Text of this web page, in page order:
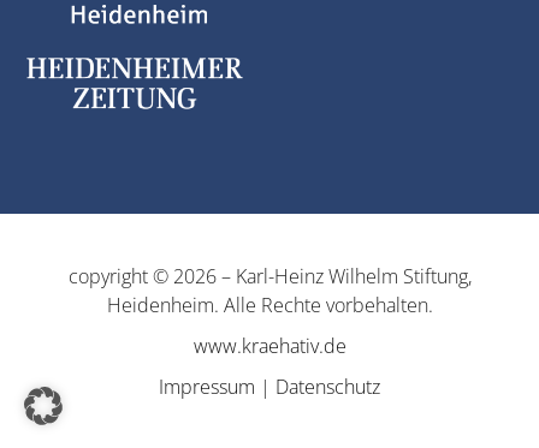
copyright © 2026 – Karl-Heinz Wilhelm Stiftung,
Heidenheim. Alle Rechte vorbehalten.
www.kraehativ.de
Impressum | Datenschutz